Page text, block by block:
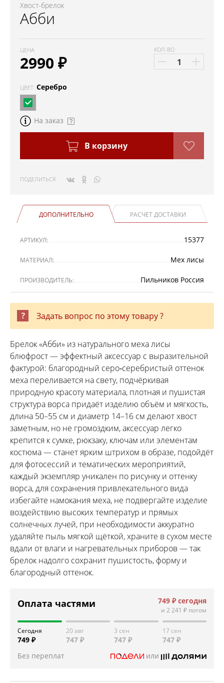
Хвост-брелок
Абби
ЦЕНА
2990 ₽
КОЛ-ВО
ЦВЕТ: Серебро
На заказ
В корзину
ПОДЕЛИТЬСЯ
ДОПОЛНИТЕЛЬНО РАСЧЕТ ДОСТАВКИ
АРТИКУЛ: 15377
МАТЕРИАЛ: Мех лисы
ПРОИЗВОДИТЕЛЬ: Пильников Россия
Задать вопрос по этому товару ?
Брелок «Абби» из натурального меха лисы
блюфрост — эффектный аксессуар с выразительной
фактурой: благородный серо‑серебристый оттенок
меха переливается на свету, подчёркивая
природную красоту материала, плотная и пушистая
структура ворса придаёт изделию объём и мягкость,
длина 50–55 см и диаметр 14–16 см делают хвост
заметным, но не громоздким, аксессуар легко
крепится к сумке, рюкзаку, ключам или элементам
костюма — станет ярким штрихом в образе, подойдёт
для фотосессий и тематических мероприятий,
каждый экземпляр уникален по рисунку и оттенку
ворса, для сохранения привлекательного вида
избегайте намокания меха, не подвергайте изделие
воздействию высоких температур и прямых
солнечных лучей, при необходимости аккуратно
удаляйте пыль мягкой щёткой, храните в сухом месте
вдали от влаги и нагревательных приборов — так
брелок надолго сохранит пушистость, форму и
благородный оттенок.
Оплата частями 749 ₽ сегодня
и 2 241 ₽ потом
Сегодня
749 ₽
20 авг
747 ₽
3 сен
747 ₽
17 сен
747 ₽
Без переплат
или